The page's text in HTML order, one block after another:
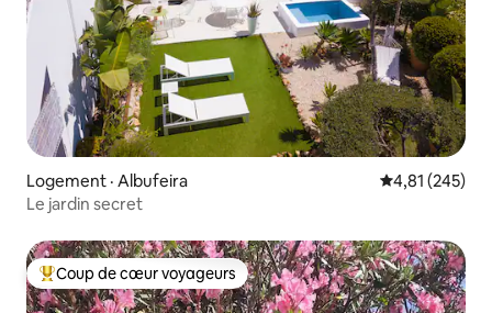
Logement · Albufeira Note
4,81 (245)
Le jardin secret
Coup de cœur voyageurs parmi les plus aimés
Coup de cœur voyageurs